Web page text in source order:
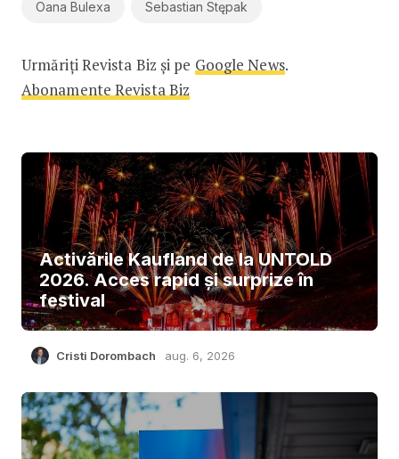
Oana Bulexa Sebastian Stępak
Urmăriți Revista Biz și pe Google News.
Abonamente Revista Biz
Activările Kaufland de la UNTOLD
2026. Acces rapid și surprize în
festival
Cristi Dorombach aug. 6, 2026